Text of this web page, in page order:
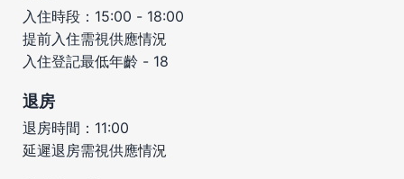
入住時段：15:00 - 18:00
提前入住需視供應情況
入住登記最低年齡 - 18
退房
退房時間：11:00
延遲退房需視供應情況